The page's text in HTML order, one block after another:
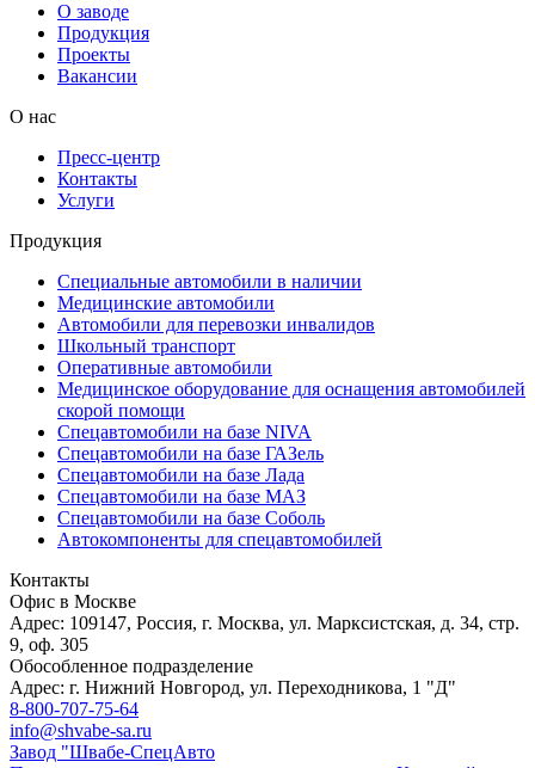
О заводе
Продукция
Проекты
Вакансии
О нас
Пресс-центр
Контакты
Услуги
Продукция
Специальные автомобили в наличии
Медицинские автомобили
Автомобили для перевозки инвалидов
Школьный транспорт
Оперативные автомобили
Медицинское оборудование для оснащения автомобилей
скорой помощи
Спецавтомобили на базе NIVA
Спецавтомобили на базе ГАЗель
Спецавтомобили на базе Лада
Спецавтомобили на базе МАЗ
Спецавтомобили на базе Соболь
Автокомпоненты для спецавтомобилей
Контакты
Офис в Москве
Адрес: 109147, Россия, г. Москва, ул. Марксистская, д. 34, стр.
9, оф. 305
Обособленное подразделение
Адрес: г. Нижний Новгород, ул. Переходникова, 1 "Д"
8-800-707-75-64
info@shvabe-sa.ru
Завод "Швабе-СпецАвто